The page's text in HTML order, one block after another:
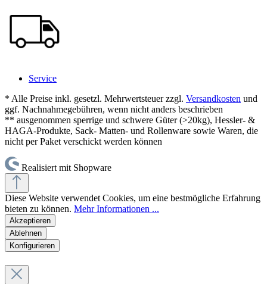
Service
* Alle Preise inkl. gesetzl. Mehrwertsteuer zzgl. Versandkosten und
ggf. Nachnahmegebühren, wenn nicht anders beschrieben
** ausgenommen sperrige und schwere Güter (>20kg), Hessler- &
HAGA-Produkte, Sack- Matten- und Rollenware sowie Waren, die
nicht per Paket verschickt werden können
Realisiert mit Shopware
Diese Website verwendet Cookies, um eine bestmögliche Erfahrung
bieten zu können. Mehr Informationen ...
Akzeptieren
Ablehnen
Konfigurieren